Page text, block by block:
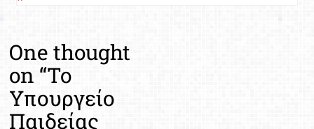
One thought
on “Το
Υπουργείο
Παιδείας